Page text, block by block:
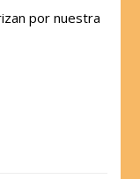
por nuestra